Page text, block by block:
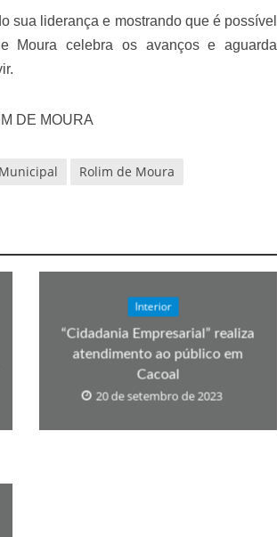
sua liderança e mostrando que é possível
Moura celebra os avanços e aguarda
DE MOURA
Rolim de Moura
Interior
“Cidadania Empresarial” realiza
atendimento ao público em
Cacoal
20 de setembro de 2023